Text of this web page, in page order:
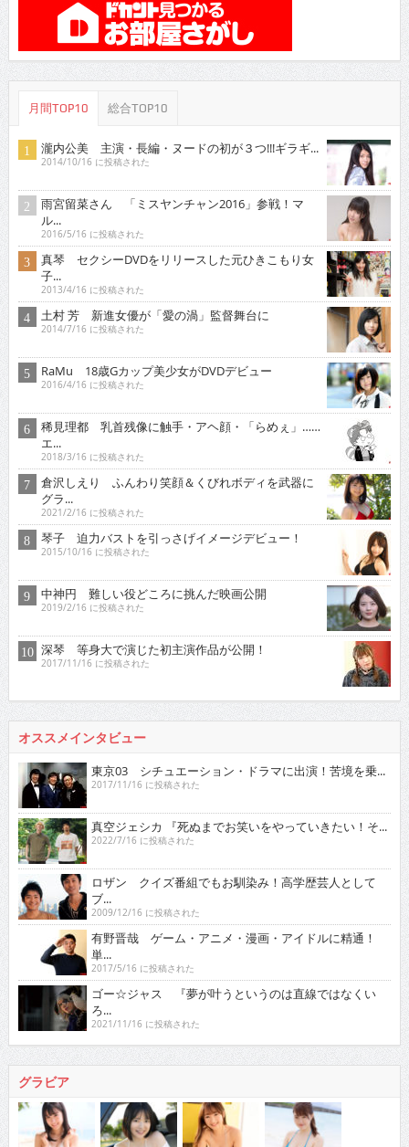
月間TOP10 総合TOP10
瀧内公美 主演・長編・ヌードの初が３つ!!!ギラギ...
2014/10/16 に投稿された
雨宮留菜さん 「ミスヤンチャン2016」参戦！マ
ル...
2016/5/16 に投稿された
真琴 セクシーDVDをリリースした元ひきこもり女
子...
2013/4/16 に投稿された
土村 芳 新進女優が「愛の渦」監督舞台に
2014/7/16 に投稿された
RaMu 18歳Gカップ美少女がDVDデビュー
2016/4/16 に投稿された
稀見理都 乳首残像に触手・アヘ顔・「らめぇ」……
エ...
2018/3/16 に投稿された
倉沢しえり ふんわり笑顔＆くびれボディを武器に
グラ...
2021/2/16 に投稿された
琴子 迫力バストを引っさげイメージデビュー！
2015/10/16 に投稿された
中神円 難しい役どころに挑んだ映画公開
2019/2/16 に投稿された
深琴 等身大で演じた初主演作品が公開！
2017/11/16 に投稿された
オススメインタビュー
東京03 シチュエーション・ドラマに出演！苦境を乗...
2017/11/16 に投稿された
真空ジェシカ 『死ぬまでお笑いをやっていきたい！そ...
2022/7/16 に投稿された
ロザン クイズ番組でもお馴染み！高学歴芸人として
ブ...
2009/12/16 に投稿された
有野晋哉 ゲーム・アニメ・漫画・アイドルに精通！
単...
2017/5/16 に投稿された
ゴー☆ジャス 『夢が叶うというのは直線ではなくい
ろ...
2021/11/16 に投稿された
グラビア